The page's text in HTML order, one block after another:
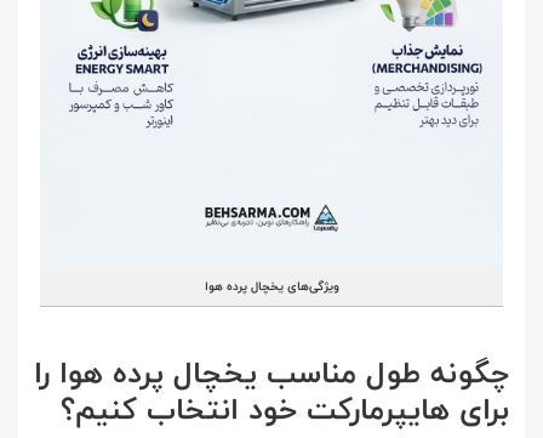
ویژگی‌های یخچال پرده هوا
چگونه طول مناسب یخچال پرده هوا را
برای هایپرمارکت خود انتخاب کنیم؟